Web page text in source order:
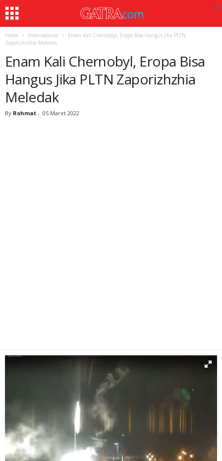
Home Internasional
Enam Kali Chernobyl, Eropa Bisa Hangus Jika PLTN
Zaporizhzhia Meledak
Enam Kali Chernobyl, Eropa Bisa
Hangus Jika PLTN Zaporizhzhia
Meledak
By Rohmat - 05 Maret 2022